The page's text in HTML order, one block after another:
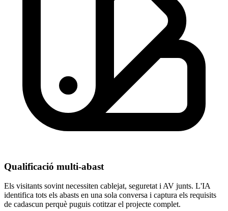
Qualificació multi-abast
Els visitants sovint necessiten cablejat, seguretat i AV junts. L'IA
identifica tots els abasts en una sola conversa i captura els requisits
de cadascun perquè puguis cotitzar el projecte complet.